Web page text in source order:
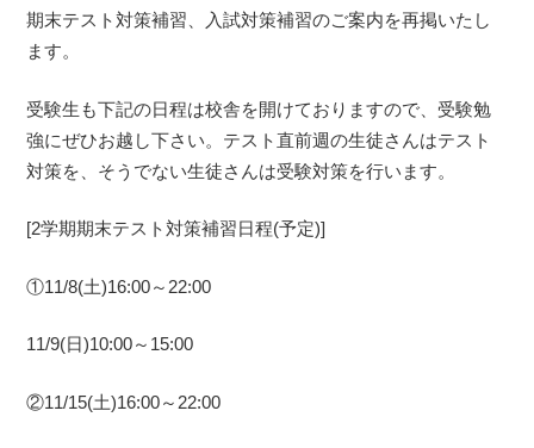
期末テスト対策補習、入試対策補習のご案内を再掲いたし
ます。
受験生も下記の日程は校舎を開けておりますので、受験勉
強にぜひお越し下さい。テスト直前週の生徒さんはテスト
対策を、そうでない生徒さんは受験対策を行います。
[2学期期末テスト対策補習日程(予定)]
①11/8(土)16:00～22:00
11/9(日)10:00～15:00
②11/15(土)16:00～22:00